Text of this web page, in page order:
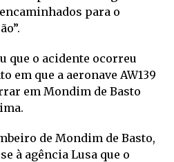
para o
que o acidente ocorreu
em que a aeronave AW139
em Mondim de Basto
de Mondim de Basto,
à agência Lusa que o